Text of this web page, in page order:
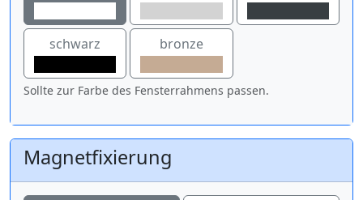
schwarz bronze
Sollte zur Farbe des Fensterrahmens passen.
Magnetfixierung